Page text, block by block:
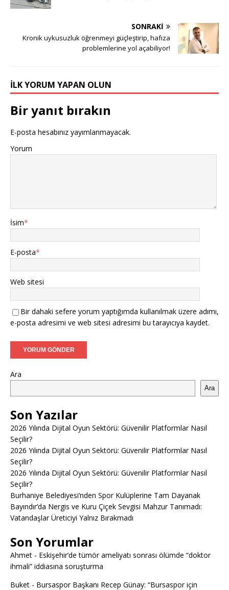
SONRAKI
Kronik uykusuzluk öğrenmeyi güçleştirip, hafıza
problemlerine yol açabiliyor!
İLK YORUM YAPAN OLUN
Bir yanıt bırakın
E-posta hesabınız yayımlanmayacak.
Yorum
İsim*
E-posta*
Web sitesi
Bir dahaki sefere yorum yaptığımda kullanılmak üzere adımı,
e-posta adresimi ve web sitesi adresimi bu tarayıcıya kaydet.
Ara
Ara
Son Yazılar
2026 Yılında Dijital Oyun Sektörü: Güvenilir Platformlar Nasıl
Seçilir?
2026 Yılında Dijital Oyun Sektörü: Güvenilir Platformlar Nasıl
Seçilir?
2026 Yılında Dijital Oyun Sektörü: Güvenilir Platformlar Nasıl
Seçilir?
Burhaniye Belediyesi’nden Spor Kulüplerine Tam Dayanak
Bayındır’da Nergis ve Kuru Çiçek Sevgisi Mahzur Tanımadı:
Vatandaşlar Üreticiyi Yalnız Bırakmadı
Son Yorumlar
Ahmet - Eskişehir’de tümör ameliyatı sonrası ölümde “doktor
ihmali” iddiasına soruşturma
Buket - Bursaspor Başkanı Recep Günay: “Bursaspor için